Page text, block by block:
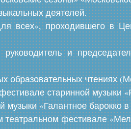
деятелей.
всех», проходившего в
и
образовательных чтениях
старинной музыки
музыки «Галантное барокко
фестивале